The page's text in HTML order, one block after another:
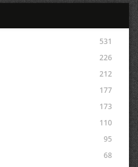
531
226
212
177
173
110
95
68